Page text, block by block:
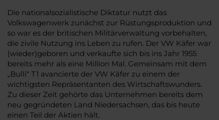
Die nationalsozialistische Diktatur nutzt das
Volkswagenwerk zunächst zur Rüstungsproduktion und
so war es der britischen Militärverwaltung vorbehalten,
die zivile Nutzung ins Leben zu rufen. Der VW Käfer war
(wieder)geboren und verkaufte sich bis ins Jahr 1955
bereits mehr als eine Million Mal. Gemeinsam mit dem
„Bulli“ T1 avancierte der VW Käfer zu einem der
wichtigsten Repräsentanten des Wirtschaftswunders.
Zu dieser Zeit gehörte das Unternehmen bereits dem
neu gegründeten Land Niedersachsen, das bis heute
einen Teil der Aktien hält.